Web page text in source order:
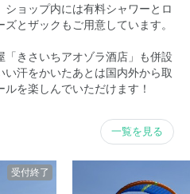
ョップ内には有料シャワーとロ
とザックもご用意しています。
「きさいちアオゾラ酒店」も併設
い汗をかいたあとは国内外から取
を楽しんでいただけます！
一覧を見る
受付終了